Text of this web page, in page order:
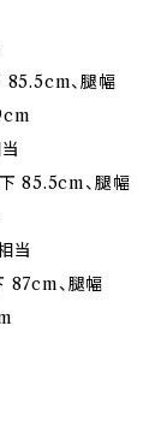
85.5cm、腿幅
85.5cm、腿幅
当
87cm、腿幅